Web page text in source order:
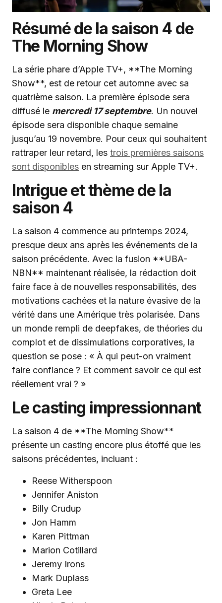
Résumé de la saison 4 de
The Morning Show
La série phare d’Apple TV+, **The Morning
Show**, est de retour cet automne avec sa
quatrième saison. La première épisode sera
diffusé le mercredi 17 septembre. Un nouvel
épisode sera disponible chaque semaine
jusqu’au 19 novembre. Pour ceux qui souhaitent
rattraper leur retard, les trois premières saisons
sont disponibles en streaming sur Apple TV+.
Intrigue et thème de la
saison 4
La saison 4 commence au printemps 2024,
presque deux ans après les événements de la
saison précédente. Avec la fusion **UBA-
NBN** maintenant réalisée, la rédaction doit
faire face à de nouvelles responsabilités, des
motivations cachées et la nature évasive de la
vérité dans une Amérique très polarisée. Dans
un monde rempli de deepfakes, de théories du
complot et de dissimulations corporatives, la
question se pose : « À qui peut-on vraiment
faire confiance ? Et comment savoir ce qui est
réellement vrai ? »
Le casting impressionnant
La saison 4 de **The Morning Show**
présente un casting encore plus étoffé que les
saisons précédentes, incluant :
Reese Witherspoon
Jennifer Aniston
Billy Crudup
Jon Hamm
Karen Pittman
Marion Cotillard
Jeremy Irons
Mark Duplass
Greta Lee